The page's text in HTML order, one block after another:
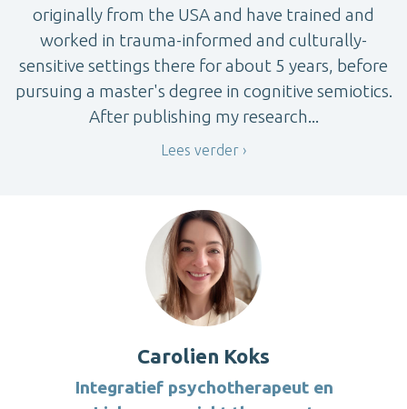
originally from the USA and have trained and
worked in trauma-informed and culturally-
sensitive settings there for about 5 years, before
pursuing a master's degree in cognitive semiotics.
After publishing my research...
Lees verder
Carolien Koks
Integratief psychotherapeut en